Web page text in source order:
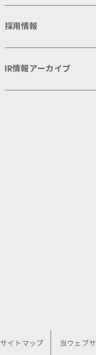
採用情報
IR情報アーカイブ
サイトマップ 当ウェブ